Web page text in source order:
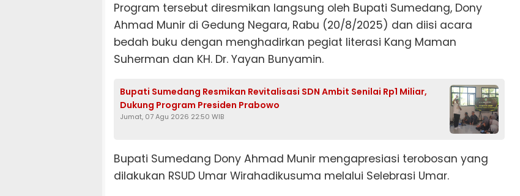
Program tersebut diresmikan langsung oleh Bupati Sumedang, Dony
Ahmad Munir di Gedung Negara, Rabu (20/8/2025) dan diisi acara
bedah buku dengan menghadirkan pegiat literasi Kang Maman
Suherman dan KH. Dr. Yayan Bunyamin.
Bupati Sumedang Resmikan Revitalisasi SDN Ambit Senilai Rp1 Miliar,
Dukung Program Presiden Prabowo
Jumat, 07 Agu 2026 22:50 WIB
Bupati Sumedang Dony Ahmad Munir mengapresiasi terobosan yang
dilakukan RSUD Umar Wirahadikusuma melalui Selebrasi Umar.